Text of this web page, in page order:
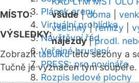
Plánek areny
Virtuální prohlídka
Návštěvní řád
Veřejné bruslení
PRESS: pro novináře
Rozpis ledové plochy
MÍSTO:
všude|doma
VÝSLEDKY:
všechny|remízy
nájezdy|prodl.
Zobrazittabulkutéto sezóny a
Tučně je vyznačen tým soupeře.